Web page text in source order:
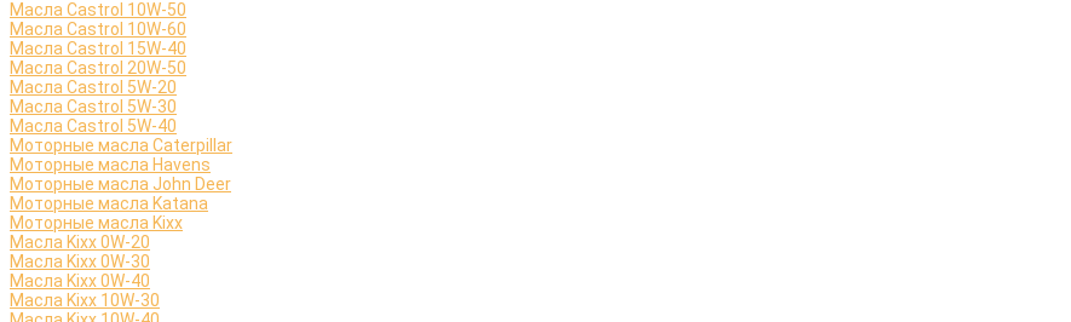
Масла Castrol 10W-50
Масла Castrol 10W-60
Масла Castrol 15W-40
Масла Castrol 20W-50
Масла Castrol 5W-20
Масла Castrol 5W-30
Масла Castrol 5W-40
Моторные масла Caterpillar
Моторные масла Havens
Моторные масла John Deer
Моторные масла Katana
Моторные масла Kixx
Масла Kixx 0W-20
Масла Kixx 0W-30
Масла Kixx 0W-40
Масла Kixx 10W-30